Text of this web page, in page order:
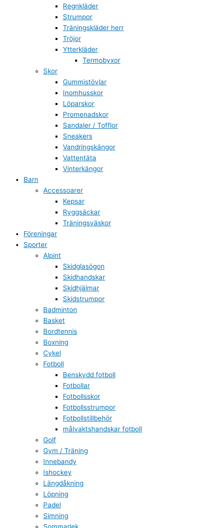
Regnkläder
Strumpor
Träningskläder herr
Tröjor
Ytterkläder
Termobyxor
Skor
Gummistövlar
Inomhusskor
Löparskor
Promenadskor
Sandaler / Tofflor
Sneakers
Vandringskängor
Vattentäta
Vinterkängor
Barn
Accessoarer
Kepsar
Ryggsäckar
Träningsväskor
Föreningar
Sporter
Alpint
Skidglasögon
Skidhandskar
Skidhjälmar
Skidstrumpor
Badminton
Basket
Bordtennis
Boxning
Cykel
Fotboll
Benskydd fotboll
Fotbollar
Fotbollsskor
Fotbollsstrumpor
Fotbollstillbehör
målvaktshandskar fotboll
Golf
Gym / Träning
Innebandy
Ishockey
Längdåkning
Löpning
Padel
Simning